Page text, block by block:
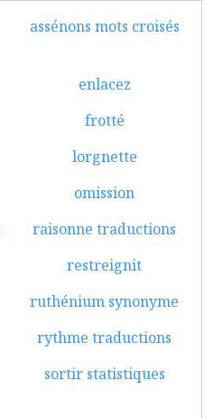
assénons mots croisés
enlacez
frotté
lorgnette
omission
raisonne traductions
restreignit
ruthénium synonyme
rythme traductions
sortir statistiques